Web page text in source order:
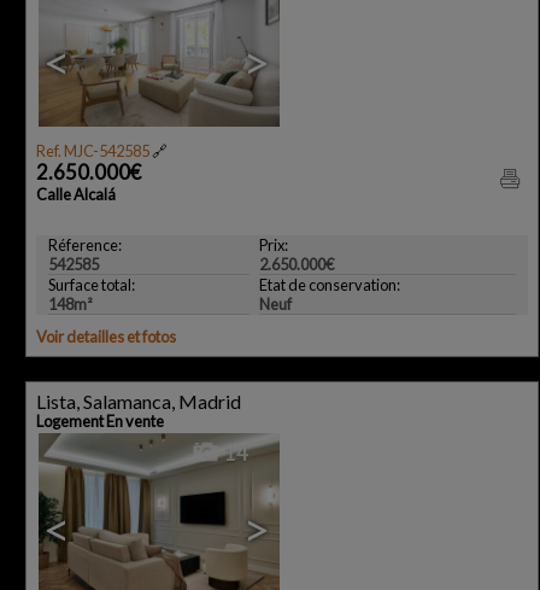
< >
Ref. MJC-542585🔗
2.650.000€
Calle Alcalá
Réference:
542585
Prix:
2.650.000€
Surface total:
148m²
Etat de conservation:
Neuf
Voir detailles et fotos
Lista, Salamanca, Madrid
Logement En vente
< >
14